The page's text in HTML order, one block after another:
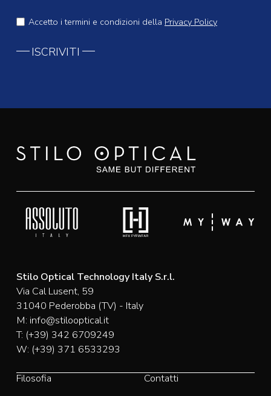
Accetto i termini e condizioni della Privacy Policy
ISCRIVITI
Stilo Optical Technology Italy S.r.l.
Via Cal Lusent, 59
31040 Pederobba (TV) - Italy
M: info@stilooptical.it
T: (+39) 342 6709249
W: (+39) 371 6533293
Filosofia
Contatti